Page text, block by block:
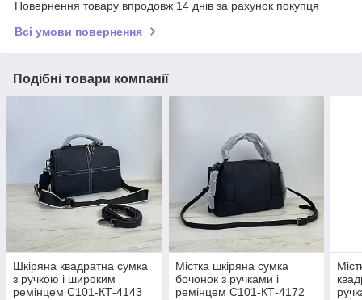
Повернення товару впродовж 14 днів за рахунок покупця
Всі умови повернення
Подібні товари компанії
Шкіряна квадратна сумка
з ручкою і широким
ремінцем С101-КТ-4143
Містка шкіряна сумка
бочонок з ручками і
ремінцем С101-КТ-4172